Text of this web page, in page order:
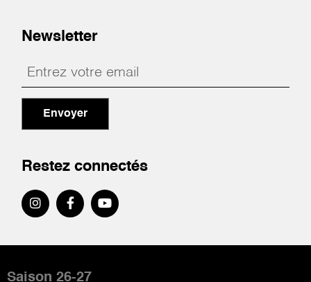
Newsletter
Envoyer
Restez connectés
Saison 26-27